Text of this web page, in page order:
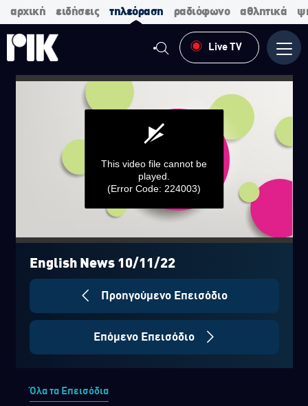
αρχική ειδήσεις τηλεόραση ραδιόφωνο αθλητικά
Live TV
0
seconds
seconds
This video file cannot be
played.
(Error Code: 224003)
English News 10/11/22
Προηγούμενο Επεισόδιο
Επόμενο Επεισόδιο
Όλα τα Επεισόδια